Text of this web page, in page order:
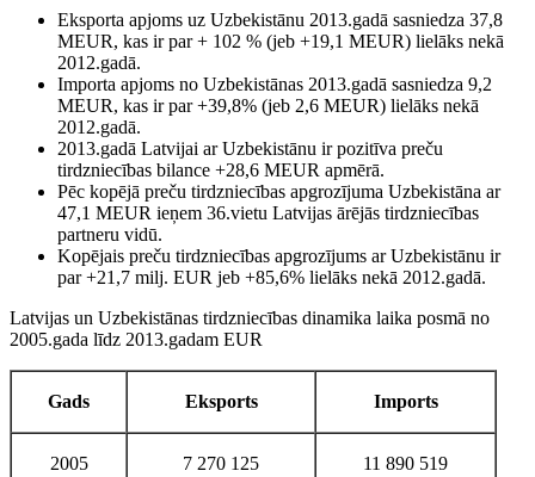
Eksporta apjoms uz Uzbekistānu 2013.gadā sasniedza 37,8
MEUR, kas ir par + 102 % (jeb +19,1 MEUR) lielāks nekā
2012.gadā.
Importa apjoms no Uzbekistānas 2013.gadā sasniedza 9,2
MEUR, kas ir par +39,8% (jeb 2,6 MEUR) lielāks nekā
2012.gadā.
2013.gadā Latvijai ar Uzbekistānu ir pozitīva preču
tirdzniecības bilance +28,6 MEUR apmērā.
Pēc kopējā preču tirdzniecības apgrozījuma Uzbekistāna ar
47,1 MEUR ieņem 36.vietu Latvijas ārējās tirdzniecības
partneru vidū.
Kopējais preču tirdzniecības apgrozījums ar Uzbekistānu ir
par +21,7 milj. EUR jeb +85,6% lielāks nekā 2012.gadā.
Latvijas un Uzbekistānas tirdzniecības dinamika laika posmā no
2005.gada līdz 2013.gadam EUR
Gads Eksports Imports
2005 7 270 125 11 890 519